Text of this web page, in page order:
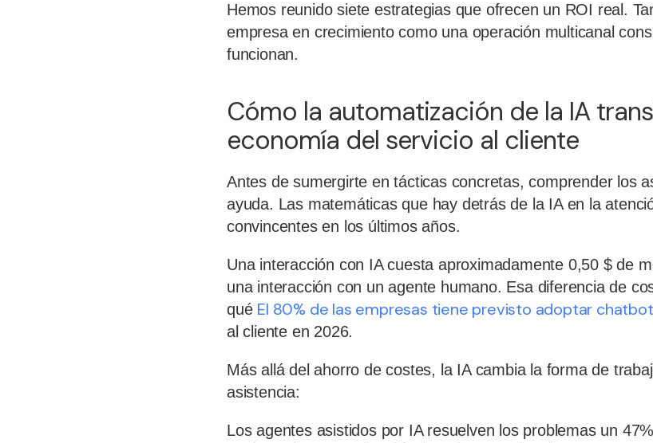
Hemos reunido siete estrategias que ofrecen un ROI real.
empresa en crecimiento como una operación multicanal
funcionan.
Cómo la automatización de la IA
economía del servicio al cliente
Antes de sumergirte en tácticas concretas, comprender los
ayuda. Las matemáticas que hay detrás de la IA en la
convincentes en los últimos años.
Una interacción con IA cuesta aproximadamente 0,50 $ de
una interacción con un agente humano. Esa diferencia de
qué El 80% de las empresas tiene previsto adoptar
al cliente en 2026.
Más allá del ahorro de costes, la IA cambia la forma de
asistencia:
Los agentes asistidos por IA resuelven los problemas un